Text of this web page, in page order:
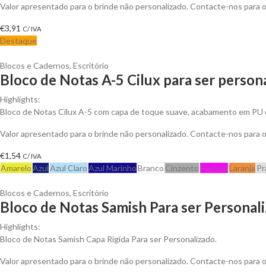
Valor apresentado para o brinde não personalizado. Contacte-nos
€3,91 C/ IVA
Destaque
Blocos e Cadernos, Escritório
Bloco de Notas A-5 Cilux para ser
Highlights:
Bloco de Notas Cilux A-5 com capa de toque suave, acabamento em PU
Valor apresentado para o brinde não personalizado. Contacte-nos
€1,54 C/ IVA
AmareloAzulAzul ClaroAzul MarinhoBranco CinzentoFuchsiaLaranja
Blocos e Cadernos, Escritório
Bloco de Notas Samish Para ser
Highlights:
Bloco de Notas Samish Capa Rigída Para ser Personalizado.
Valor apresentado para o brinde não personalizado. Contacte-nos